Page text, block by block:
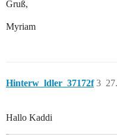
Gruß,
Myriam
Hinterw_ldler_37172f 3
Hallo Kaddi